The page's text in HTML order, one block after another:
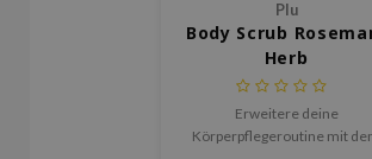
Plu
Body Scrub
Herb
Erweitere deine
Körperpflegeroutine mit